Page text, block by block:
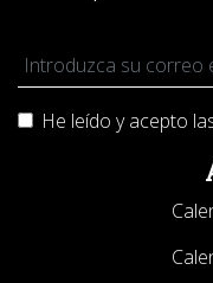
He leído y acepto